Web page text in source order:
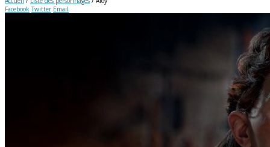
Facebook Twitter Email